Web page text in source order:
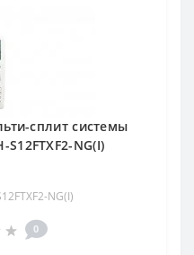
сплит системы
NG(I)
NG(I)
0